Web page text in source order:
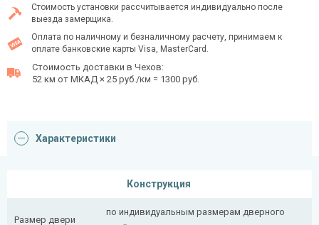
Стоимость установки рассчитывается индивидуально после
выезда замерщика.
Оплата по наличному и безналичному расчету, принимаем к
оплате банковские карты Visa, MasterCard.
Стоимость доставки в Чехов:
52 км от МКАД × 25 руб./км = 1300 руб.
Характеристики
Конструкция
Размер двери
по индивидуальным размерам дверного